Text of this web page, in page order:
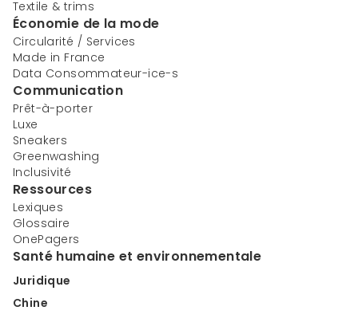
Textile & trims
Économie de la mode
Circularité / Services
Made in France
Data Consommateur-ice-s
Communication
Prêt-à-porter
Luxe
Sneakers
Greenwashing
Inclusivité
Ressources
Lexiques
Glossaire
OnePagers
Santé humaine et environnementale
Juridique
Chine